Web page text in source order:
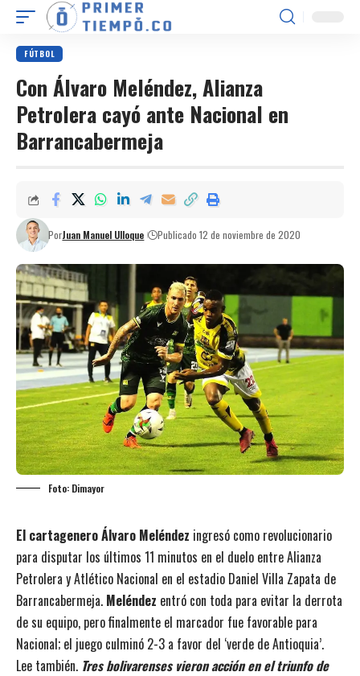
FÚTBOL
Con Álvaro Meléndez, Alianza
Petrolera cayó ante Nacional en
Barrancabermeja
PorJuan Manuel Ulloque Publicado 12 de noviembre de 2020
Foto: Dimayor
El cartagenero Álvaro Meléndez ingresó como revolucionario
para disputar los últimos 11 minutos en el duelo entre Alianza
Petrolera y Atlético Nacional en el estadio Daniel Villa Zapata de
Barrancabermeja. Meléndez entró con toda para evitar la derrota
de su equipo, pero finalmente el marcador fue favorable para
Nacional; el juego culminó 2-3 a favor del ‘verde de Antioquia’.
Lee también. Tres bolivarenses vieron acción en el triunfo de